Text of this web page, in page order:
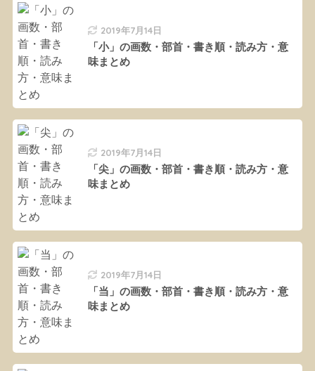
2019年7月14日
「小」の画数・部首・書き順・読み方・意
味まとめ
2019年7月14日
「尖」の画数・部首・書き順・読み方・意
味まとめ
2019年7月14日
「当」の画数・部首・書き順・読み方・意
味まとめ